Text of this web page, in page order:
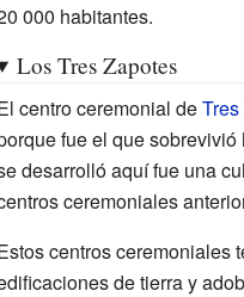
000 habitantes.
Los Tres Zapotes
centro ceremonial de
fue el que
desarrolló aquí fue una
ceremoniales
centros ceremoniales
de tierra y